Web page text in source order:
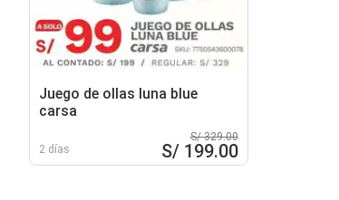
Juego de ollas luna blue
carsa
2 días
S/ 329.00
S/ 199.00